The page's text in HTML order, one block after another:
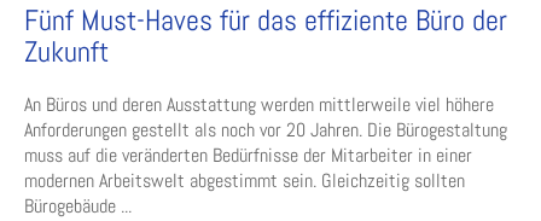
Fünf Must-Haves für das effiziente Büro der
Zukunft
An Büros und deren Ausstattung werden mittlerweile viel höhere
Anforderungen gestellt als noch vor 20 Jahren. Die Bürogestaltung
muss auf die veränderten Bedürfnisse der Mitarbeiter in einer
modernen Arbeitswelt abgestimmt sein. Gleichzeitig sollten
Bürogebäude ...